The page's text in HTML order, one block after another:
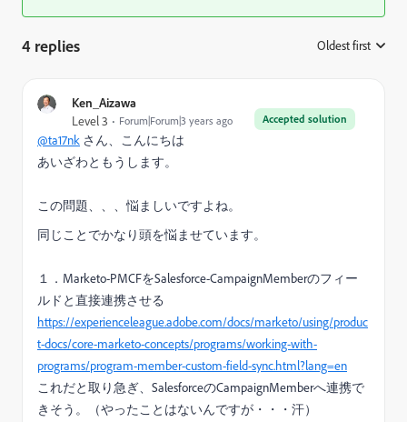
4 replies Oldest first
Ken_Aizawa
Accepted solution
Level 3 Forum|Forum|3 years ago
@ta17nk さん、こんにちは
あいざわともうします。
この問題、、、悩ましいですよね。
同じことでかなり頭を悩ませています。
１．Marketo-PMCFをSalesforce-CampaignMemberのフィー
ルドと直接連携させる
https://experienceleague.adobe.com/docs/marketo/using/produc
t-docs/core-marketo-concepts/programs/working-with-
programs/program-member-custom-field-sync.html?lang=en
これだと取り急ぎ、SalesforceのCampaignMemberへ連携で
きそう。（やったことはないんですが・・・汗）